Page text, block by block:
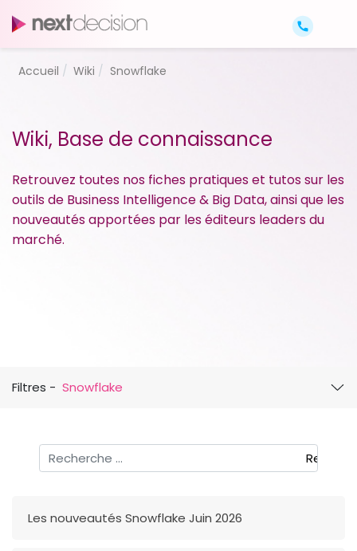
Accueil Wiki Snowflake
Wiki, Base de connaissance
Retrouvez toutes nos fiches pratiques et tutos sur les
outils de Business Intelligence & Big Data, ainsi que les
nouveautés apportées par les éditeurs leaders du
marché.
Filtres - Snowflake
Les nouveautés Snowflake Juin 2026